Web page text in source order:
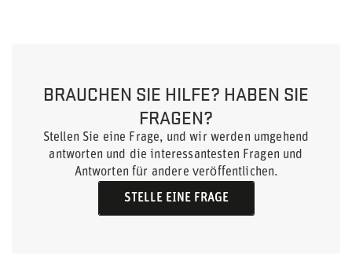
BRAUCHEN SIE HILFE? HABEN SIE
FRAGEN?
Stellen Sie eine Frage, und wir werden umgehend
antworten und die interessantesten Fragen und
Antworten für andere veröffentlichen.
STELLE EINE FRAGE